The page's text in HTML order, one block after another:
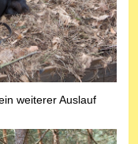
weiterer Auslauf